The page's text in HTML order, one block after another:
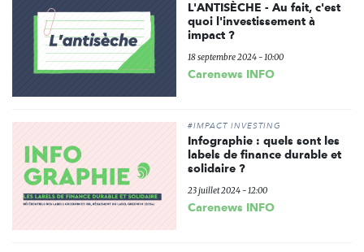
L'ANTISÈCHE - Au fait, c'est
quoi l'investissement à
impact ?
18 septembre 2024 - 10:00
Carenews INFO
#IMPACT INVESTING
Infographie : quels sont les
labels de finance durable et
solidaire ?
23 juillet 2024 - 12:00
Carenews INFO